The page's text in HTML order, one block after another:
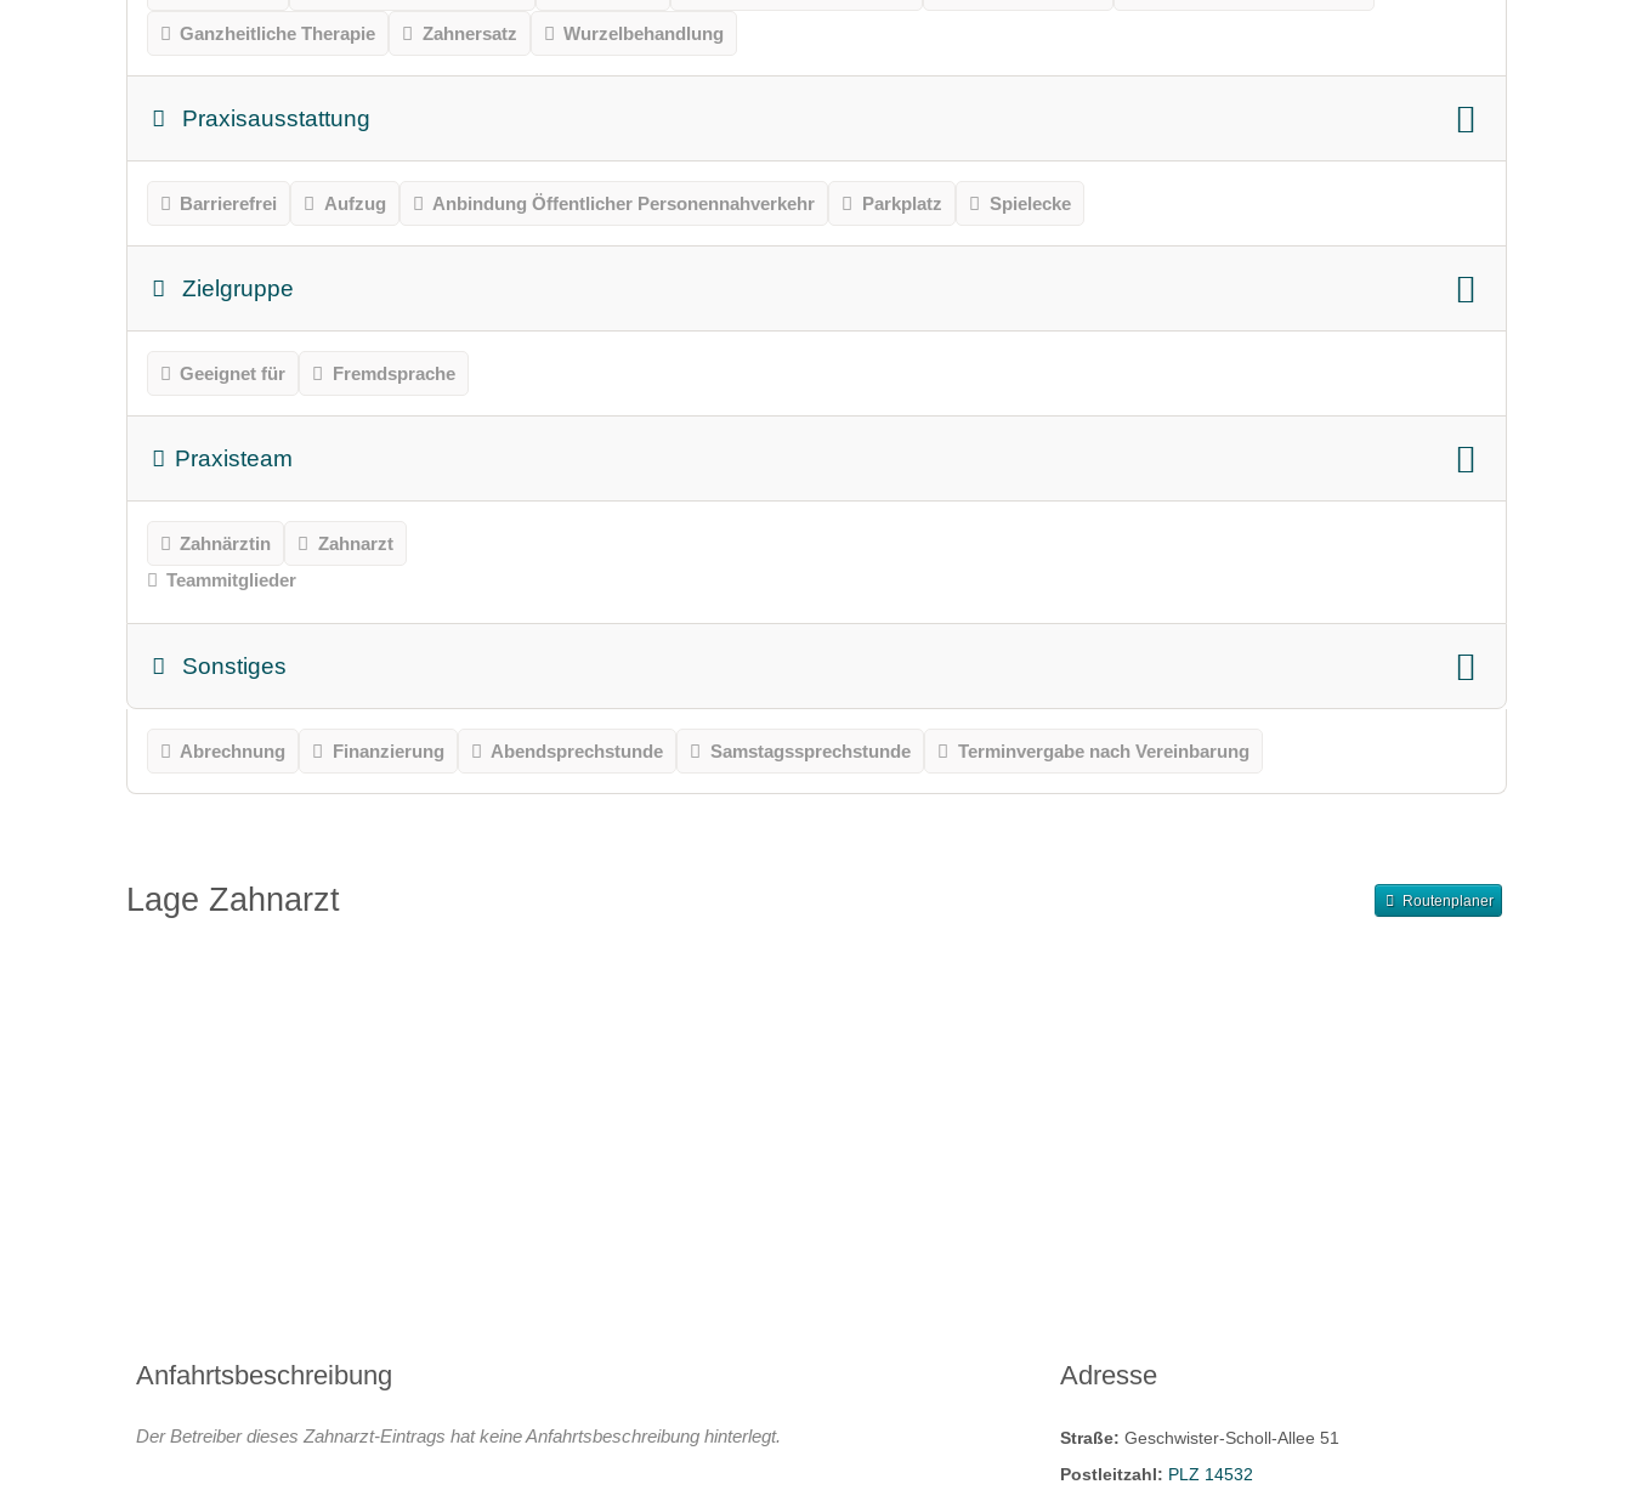
Ganzheitliche Therapie Zahnersatz Wurzelbehandlung
Praxisausstattung
Barrierefrei Aufzug Anbindung Öffentlicher Personennahverkehr Parkplatz Spielecke
Zielgruppe
Geeignet für Fremdsprache
Praxisteam
Zahnärztin
Zahnarzt
Teammitglieder
Sonstiges
Abrechnung Finanzierung Abendsprechstunde Samstagssprechstunde Terminvergabe nach Vereinbarung
Lage Zahnarzt Routenplaner
Anfahrtsbeschreibung
Der Betreiber dieses Zahnarzt-Eintrags hat keine Anfahrtsbeschreibung hinterlegt.
Adresse
Straße:Geschwister-Scholl-Allee 51
Postleitzahl: PLZ 14532